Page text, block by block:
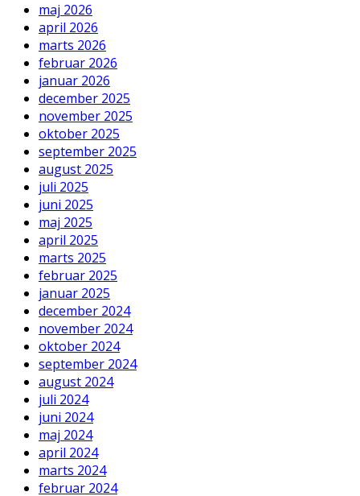
maj 2026
april 2026
marts 2026
februar 2026
januar 2026
december 2025
november 2025
oktober 2025
september 2025
august 2025
juli 2025
juni 2025
maj 2025
april 2025
marts 2025
februar 2025
januar 2025
december 2024
november 2024
oktober 2024
september 2024
august 2024
juli 2024
juni 2024
maj 2024
april 2024
marts 2024
februar 2024